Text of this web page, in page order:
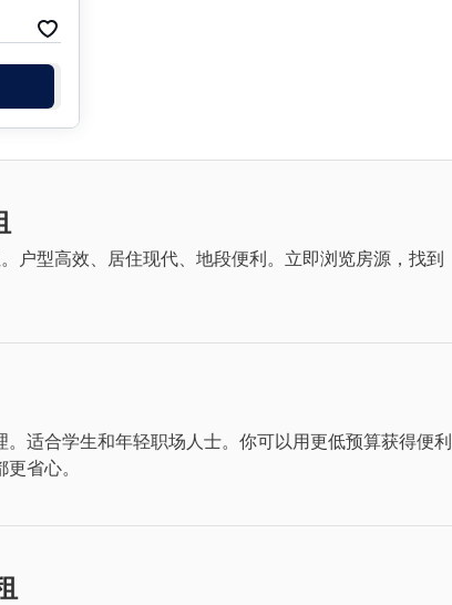
户型高效、居住现代、地段便利。立即浏览房源，找到
适合学生和年轻职场人士。你可以用更低预算获得便利
省心。